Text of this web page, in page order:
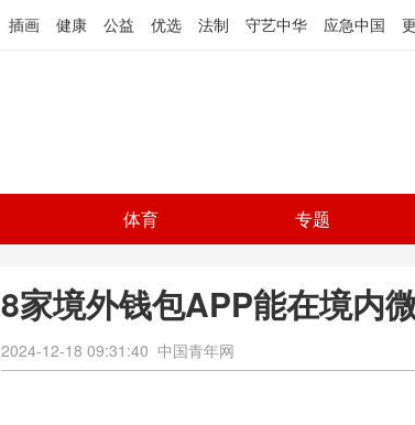
插画 健康 公益 优选 法制 守艺中华 应急中国
体育 专题
8家境外钱包APP能在境内
2024-12-18 09:31:40 中国青年网